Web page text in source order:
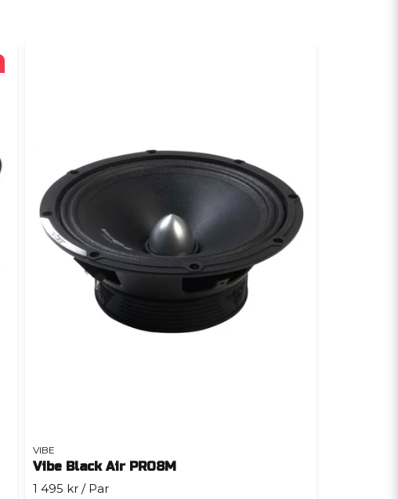
VIBE
Vibe Black Air PRO8M
1 495 kr / Par